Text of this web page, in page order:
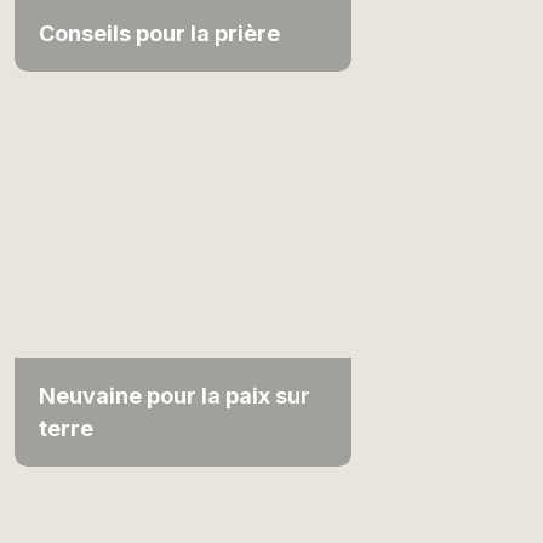
Conseils pour la prière
Neuvaine pour la paix sur
terre